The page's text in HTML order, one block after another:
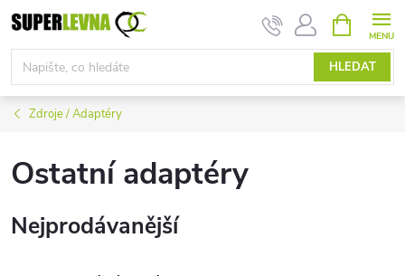
Přejít
na
obsah
HLEDAT
NÁKUPNÍ
KOŠÍK
Zdroje / Adaptéry
Ostatní adaptéry
Nejprodávanější